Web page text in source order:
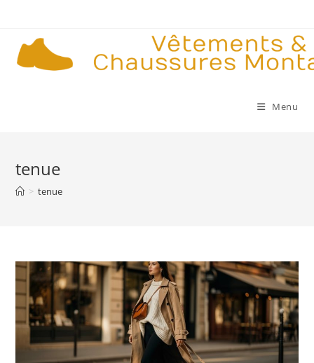
content
Menu
tenue
> tenue